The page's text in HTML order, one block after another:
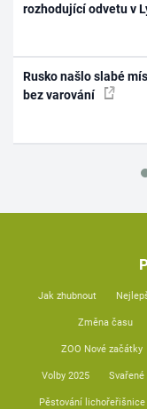
rozhodující odvetu v
Rusko našlo slabé
bez varování
Jak zhubnout
Změna času
ZOO Nové začátky
Volby 2025 Svařené
Pěstování lichořeřišnice